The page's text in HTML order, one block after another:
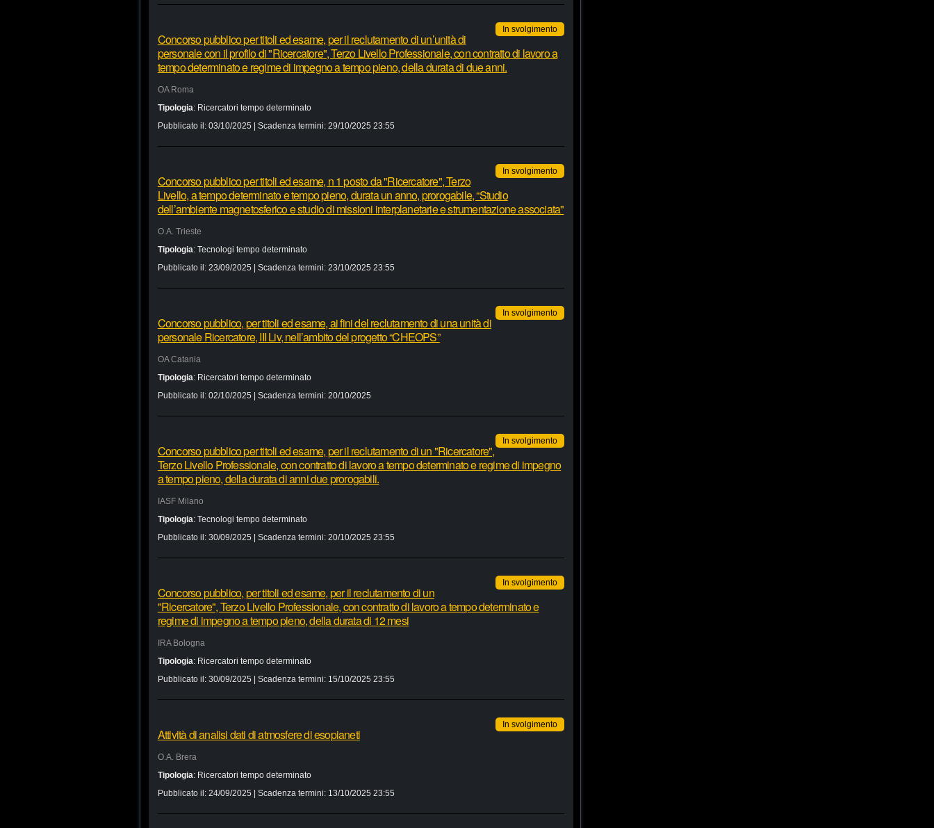
In svolgimento
Concorso pubblico per titoli ed esame, per il reclutamento di un’unità di
personale con il profilo di "Ricercatore", Terzo Livello Professionale, con contratto di lavoro a
tempo determinato e regime di impegno a tempo pieno, della durata di due anni.
OA Roma
Tipologia: Ricercatori tempo determinato
Pubblicato il: 03/10/2025 | Scadenza termini: 29/10/2025 23:55
In svolgimento
Concorso pubblico per titoli ed esame, n 1 posto da "Ricercatore", Terzo
Livello, a tempo determinato e tempo pieno, durata un anno, prorogabile, “Studio
dell’ambiente magnetosferico e studio di missioni interplanetarie e strumentazione associata"
O.A. Trieste
Tipologia: Tecnologi tempo determinato
Pubblicato il: 23/09/2025 | Scadenza termini: 23/10/2025 23:55
In svolgimento
Concorso pubblico, per titoli ed esame, ai fini del reclutamento di una unità di
personale Ricercatore, III Liv, nell’ambito del progetto “CHEOPS”
OA Catania
Tipologia: Ricercatori tempo determinato
Pubblicato il: 02/10/2025 | Scadenza termini: 20/10/2025
In svolgimento
Concorso pubblico per titoli ed esame, per il reclutamento di un "Ricercatore",
Terzo Livello Professionale, con contratto di lavoro a tempo determinato e regime di impegno
a tempo pieno, della durata di anni due prorogabili.
IASF Milano
Tipologia: Tecnologi tempo determinato
Pubblicato il: 30/09/2025 | Scadenza termini: 20/10/2025 23:55
In svolgimento
Concorso pubblico, per titoli ed esame, per il reclutamento di un
"Ricercatore", Terzo Livello Professionale, con contratto di lavoro a tempo determinato e
regime di impegno a tempo pieno, della durata di 12 mesi
IRA Bologna
Tipologia: Ricercatori tempo determinato
Pubblicato il: 30/09/2025 | Scadenza termini: 15/10/2025 23:55
In svolgimento
Attività di analisi dati di atmosfere di esopianeti
O.A. Brera
Tipologia: Ricercatori tempo determinato
Pubblicato il: 24/09/2025 | Scadenza termini: 13/10/2025 23:55